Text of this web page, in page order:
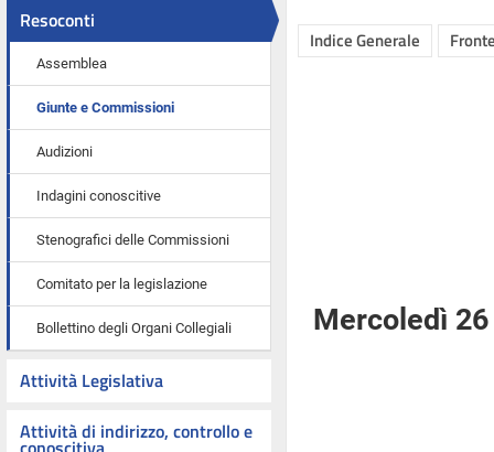
Resoconti
Assemblea
Giunte e Commissioni
Audizioni
Indagini conoscitive
Stenografici delle Commissioni
Comitato per la legislazione
Bollettino degli Organi Collegiali
Attività Legislativa
Attività di indirizzo, controllo e
Indice Generale
Mercoledì